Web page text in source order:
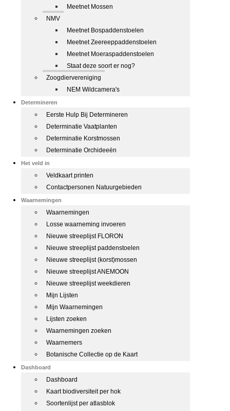
Meetnet Mossen
NMV
Meetnet Bospaddenstoelen
Meetnet Zeereeppaddenstoelen
Meetnet Moeraspaddenstoelen
Staat deze soort er nog?
Zoogdiervereniging
NEM Wildcamera's
Determineren
Eerste Hulp Bij Determineren
Determinatie Vaatplanten
Determinatie Korstmossen
Determinatie Orchideeën
Het veld in
Veldkaart printen
Contactpersonen Natuurgebieden
Waarnemingen
Waarnemingen
Losse waarneming invoeren
Nieuwe streeplijst FLORON
Nieuwe streeplijst paddenstoelen
Nieuwe streeplijst (korst)mossen
Nieuwe streeplijst ANEMOON
Nieuwe streeplijst weekdieren
Mijn Lijsten
Mijn Waarnemingen
Lijsten zoeken
Waarnemingen zoeken
Waarnemers
Botanische Collectie op de Kaart
Dashboard
Dashboard
Kaart biodiversiteit per hok
Soortenlijst per atlasblok